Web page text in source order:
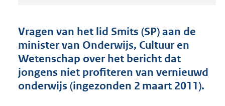
d
s
g
r
o
Vragen van het lid Smits (SP) aan de
minister van Onderwijs, Cultuur en
Wetenschap over het bericht dat
jongens niet profiteren van vernieuwd
onderwijs (ingezonden 2 maart 2011).